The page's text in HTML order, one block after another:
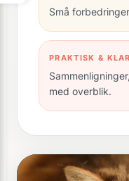
Små
PRAKTISK &
med overblik.